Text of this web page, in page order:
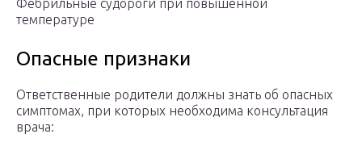
Фебрильные судороги при повышенной
температуре
Опасные признаки
Ответственные родители должны знать об опасных
симптомах, при которых необходима консультация
врача: